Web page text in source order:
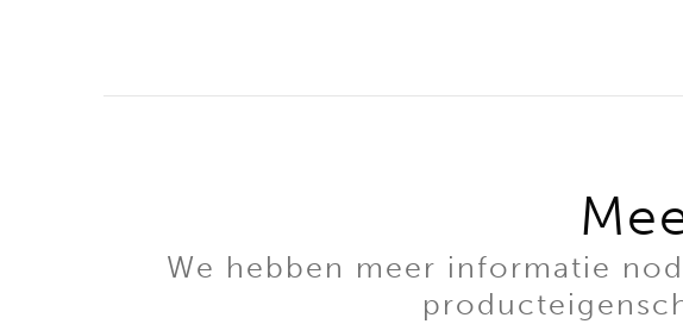
We hebben meer informatie